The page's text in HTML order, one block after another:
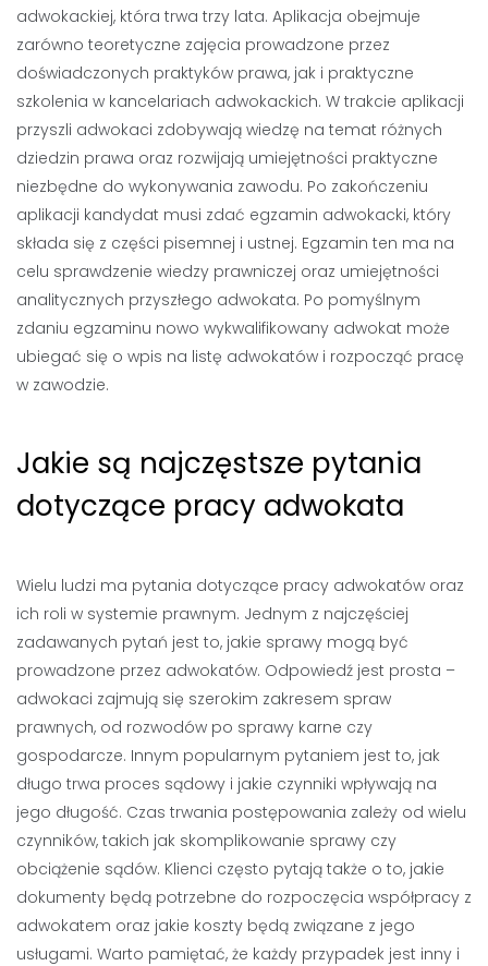
adwokackiej, która trwa trzy lata. Aplikacja obejmuje
zarówno teoretyczne zajęcia prowadzone przez
doświadczonych praktyków prawa, jak i praktyczne
szkolenia w kancelariach adwokackich. W trakcie aplikacji
przyszli adwokaci zdobywają wiedzę na temat różnych
dziedzin prawa oraz rozwijają umiejętności praktyczne
niezbędne do wykonywania zawodu. Po zakończeniu
aplikacji kandydat musi zdać egzamin adwokacki, który
składa się z części pisemnej i ustnej. Egzamin ten ma na
celu sprawdzenie wiedzy prawniczej oraz umiejętności
analitycznych przyszłego adwokata. Po pomyślnym
zdaniu egzaminu nowo wykwalifikowany adwokat może
ubiegać się o wpis na listę adwokatów i rozpocząć pracę
w zawodzie.
Jakie są najczęstsze pytania
dotyczące pracy adwokata
Wielu ludzi ma pytania dotyczące pracy adwokatów oraz
ich roli w systemie prawnym. Jednym z najczęściej
zadawanych pytań jest to, jakie sprawy mogą być
prowadzone przez adwokatów. Odpowiedź jest prosta –
adwokaci zajmują się szerokim zakresem spraw
prawnych, od rozwodów po sprawy karne czy
gospodarcze. Innym popularnym pytaniem jest to, jak
długo trwa proces sądowy i jakie czynniki wpływają na
jego długość. Czas trwania postępowania zależy od wielu
czynników, takich jak skomplikowanie sprawy czy
obciążenie sądów. Klienci często pytają także o to, jakie
dokumenty będą potrzebne do rozpoczęcia współpracy z
adwokatem oraz jakie koszty będą związane z jego
usługami. Warto pamiętać, że każdy przypadek jest inny i